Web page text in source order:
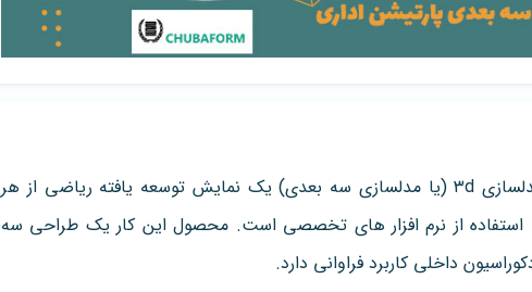
در گرافیک کامپیوتری ۳d، مدلسازی ۳d (یا مدلسازی سه بعدی) یک نمایش توسعه یافته ریاضی از هر
استفاده از نرم افزار های تخصصی است. محصول این کار یک طراحی سه
داخلی کاربرد فراوانی دارد.